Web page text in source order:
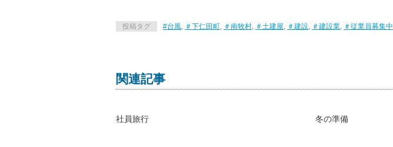
投稿タグ #台風, ＃下仁田町, ＃南牧村, ＃土建屋, ＃建設, ＃建設業, ＃従業員募集中
関連記事
社員旅行 冬の準備